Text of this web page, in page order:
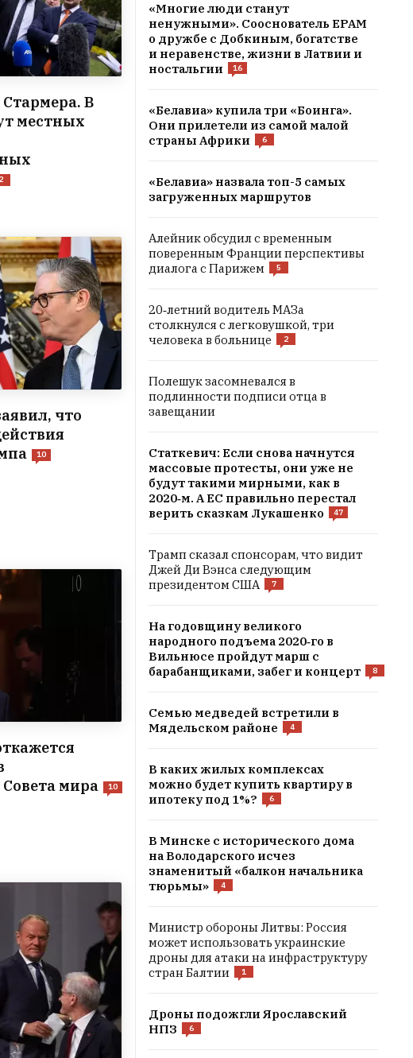
В
местных
2
что
10
мира
10
«Многие люди станут
ненужными». Сооснователь EPAM
о дружбе с Добкиным, богатстве
и неравенстве, жизни в Латвии и
ностальгии
16
«Белавиа» купила три «Боинга».
Они прилетели из самой малой
страны Африки
6
«Белавиа» назвала топ-5 самых
загруженных маршрутов
Алейник обсудил с временным
поверенным Франции перспективы
диалога с Парижем
5
20‑летний водитель МАЗа
столкнулся с легковушкой, три
человека в больнице
2
Полешук засомневался в
подлинности подписи отца в
завещании
Статкевич: Если снова начнутся
массовые протесты, они уже не
будут такими мирными, как в
2020‑м. А ЕС правильно перестал
верить сказкам Лукашенко
47
Трамп сказал спонсорам, что видит
Джей Ди Вэнса следующим
президентом США
7
На годовщину великого
народного подъема 2020‑го в
Вильнюсе пройдут марш с
барабанщиками, забег и концерт
8
Семью медведей встретили в
Мядельском районе
4
В каких жилых комплексах
можно будет купить квартиру в
ипотеку под 1%?
6
В Минске с исторического дома
на Володaрского исчез
знаменитый «балкон начальника
тюрьмы»
4
Министр обороны Литвы: Россия
может использовать украинские
дроны для атаки на инфраструктуру
стран Балтии
1
Дроны подожгли Ярославский
НПЗ
6